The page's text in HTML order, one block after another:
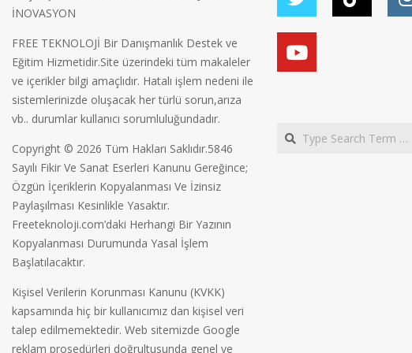
İNOVASYON
FREE TEKNOLOJİ Bir Danışmanlık Destek ve
Eğitim Hizmetidir.Site üzerindeki tüm makaleler
ve içerikler bilgi amaçlıdır. Hatalı işlem nedeni ile
sistemlerinizde oluşacak her türlü sorun,arıza
vb.. durumlar kullanıcı sorumluluğundadır.
Copyright © 2026 Tüm Hakları Saklıdır.5846
Sayılı Fikir Ve Sanat Eserleri Kanunu Gereğince;
Özgün İçeriklerin Kopyalanması Ve İzinsiz
Paylaşılması Kesinlikle Yasaktır.
Freeteknoloji.com’daki Herhangi Bir Yazının
Kopyalanması Durumunda Yasal İşlem
Başlatılacaktır.
Kişisel Verilerin Korunması Kanunu (KVKK)
kapsamında hiç bir kullanıcımız dan kişisel veri
talep edilmemektedir. Web sitemizde Google
reklam prosedürleri doğrultusunda genel ve
Search